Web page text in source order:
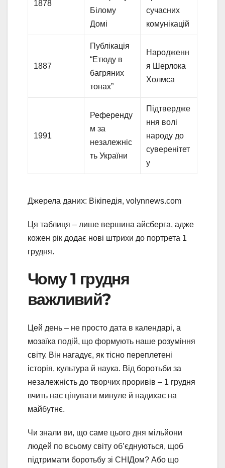
1878
Білому
Домі
сучасних
комунікацій
1887
Публікація
“Етюду в
багряних
тонах”
Народженн
я Шерлока
Холмса
1991
Референду
м за
незалежніс
ть України
Підтвердже
ння волі
народу до
суверенітет
у
Джерела даних: Вікіпедія, volynnews.com
Ця таблиця – лише вершина айсберга, адже
кожен рік додає нові штрихи до портрета 1
грудня.
Чому 1 грудня
важливий?
Цей день – не просто дата в календарі, а
мозаїка подій, що формують наше розуміння
світу. Він нагадує, як тісно переплетені
історія, культура й наука. Від боротьби за
незалежність до творчих проривів – 1 грудня
вчить нас цінувати минуле й надихає на
майбутнє.
Чи знали ви, що саме цього дня мільйони
людей по всьому світу об’єднуються, щоб
підтримати боротьбу зі СНІДом? Або що